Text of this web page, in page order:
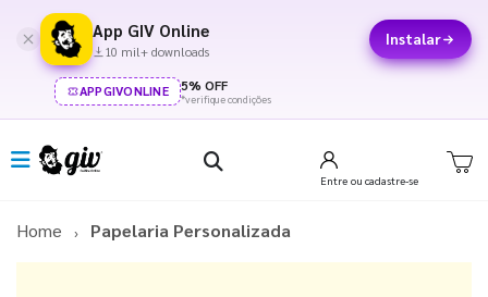
App GIV Online
10 mil+ downloads
Instalar
APPGIVONLINE 5% OFF
*verifique condições
Entre ou cadastre-se
Home Papelaria Personalizada